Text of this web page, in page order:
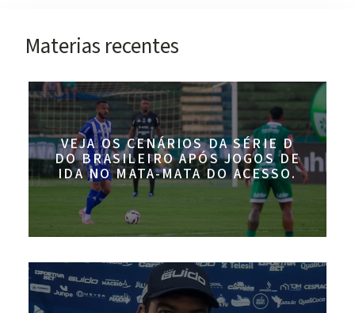
Materias recentes
VEJA OS CENÁRIOS DA SÉRIE D
DO BRASILEIRO APÓS JOGOS DE
IDA NO MATA-MATA DO ACESSO.